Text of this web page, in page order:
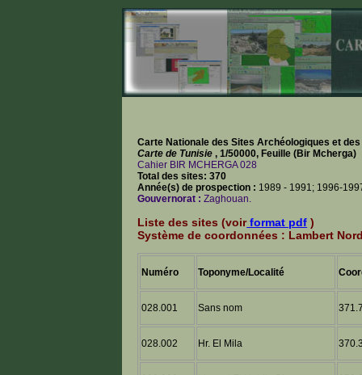
Carte Nationale des Sites Archéologiques et
Carte de Tunisie, 1/50000, Feuille (Bir Mcherga)
Cahier BIR MCHERGA 028
Total des sites: 370
Année(s) de prospection : 1989 - 1991; 1996-
Gouvernorat :Zaghouan.
Liste des sites (voirformat pdf )
Système de coordonnées : Lambert
Numéro Toponyme/Localité
028.001 Sans nom
028.002 Hr. El Mila